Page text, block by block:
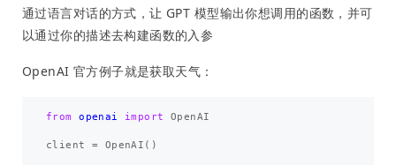
通过语言对话的方式，让 GPT 模型输出你想调用的函数，并可
以通过你的描述去构建函数的入参
OpenAI 官方例子就是获取天气：
from openai import OpenAI
client = OpenAI ()